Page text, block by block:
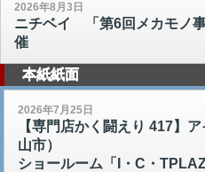
2026年8月3日
ニチベイ 「第6回メカモノ
催
本紙紙面
2026年7月25日
【専門店かく闘えり 417】
山市）
ショールーム「I・C・